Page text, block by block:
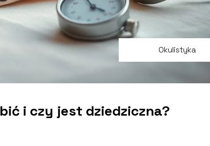
Okulistyka
i czy jest dziedziczna?